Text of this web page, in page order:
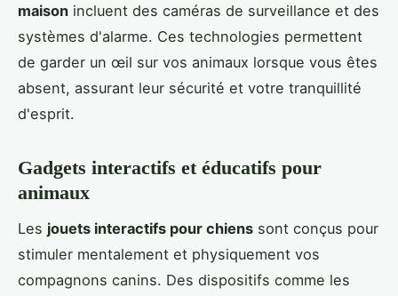
maison incluent des caméras de surveillance et des
systèmes d'alarme. Ces technologies permettent
de garder un œil sur vos animaux lorsque vous êtes
absent, assurant leur sécurité et votre tranquillité
d'esprit.
Gadgets interactifs et éducatifs pour
animaux
Les jouets interactifs pour chiens sont conçus pour
stimuler mentalement et physiquement vos
compagnons canins. Des dispositifs comme les